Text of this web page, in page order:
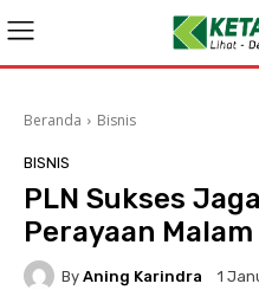
Beranda Bisnis
BISNIS
PLN Sukses
Perayaan
By Aning Karindra 1